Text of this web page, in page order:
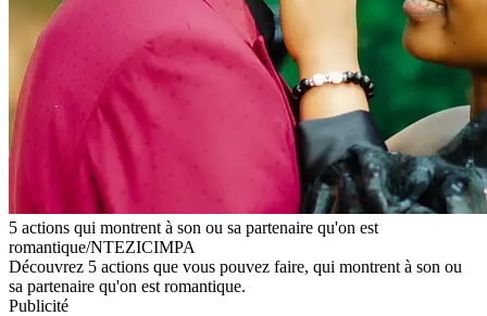
5 actions qui montrent à son ou sa partenaire qu'on est
romantique/NTEZICIMPA
Découvrez 5 actions que vous pouvez faire, qui montrent à son ou
sa partenaire qu'on est romantique.
Publicité